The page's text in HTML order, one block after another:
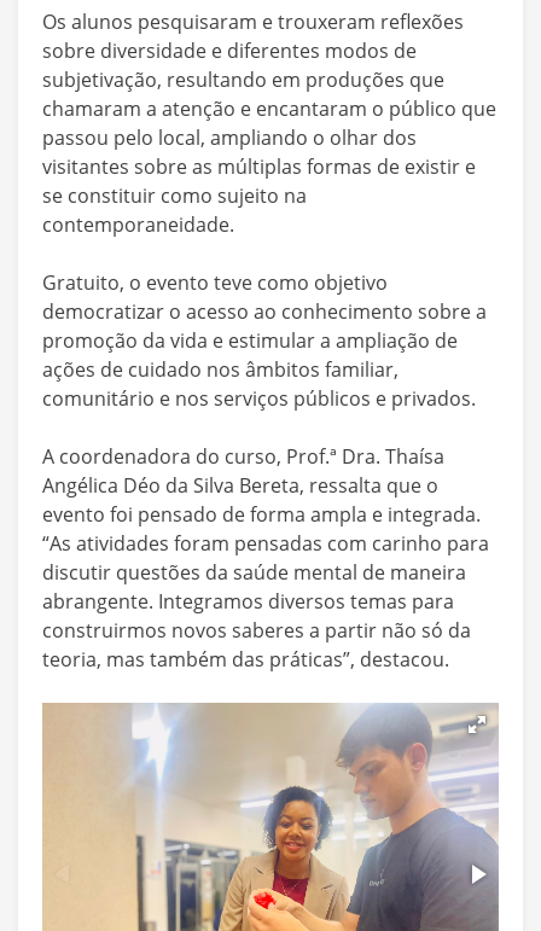
Os alunos pesquisaram e trouxeram reflexões
sobre diversidade e diferentes modos de
subjetivação, resultando em produções que
chamaram a atenção e encantaram o público que
passou pelo local, ampliando o olhar dos
visitantes sobre as múltiplas formas de existir e
se constituir como sujeito na
contemporaneidade.
Gratuito, o evento teve como objetivo
democratizar o acesso ao conhecimento sobre a
promoção da vida e estimular a ampliação de
ações de cuidado nos âmbitos familiar,
comunitário e nos serviços públicos e privados.
A coordenadora do curso, Prof.ª Dra. Thaísa
Angélica Déo da Silva Bereta, ressalta que o
evento foi pensado de forma ampla e integrada.
“As atividades foram pensadas com carinho para
discutir questões da saúde mental de maneira
abrangente. Integramos diversos temas para
construirmos novos saberes a partir não só da
teoria, mas também das práticas”, destacou.